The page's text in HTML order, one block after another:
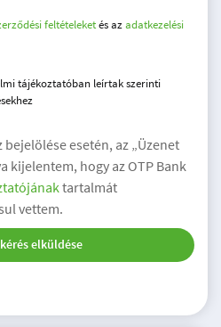
feltételeketés azadatkezelési
tájékoztatóban leírtak szerinti
bejelölése esetén, az „Üzenet
kijelentem, hogy az OTP Bank
tartalmát
vettem.
elküldése